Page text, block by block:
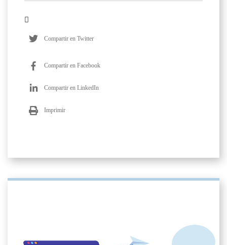
Compartir en Twitter
Compartir en Facebook
Compartir en LinkedIn
Imprimir